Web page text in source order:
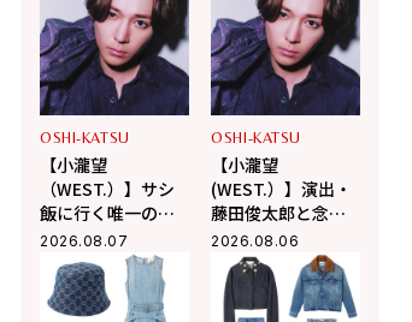
OSHI-KATSU
【小瀧望
（WEST.）】サシ
飯に行く唯一の後
輩は「Aぇ! group
佐野晶哉」プライ
ベートな交友録を
告白
2026.08.07
OSHI-KATSU
【小瀧望
(WEST.）】演出・
藤田俊太郎と念願
のタッグ！幻の井
上ひさし戯曲『う
ま』で演じる“爽快
な悪人”の魅力とは
2026.08.06